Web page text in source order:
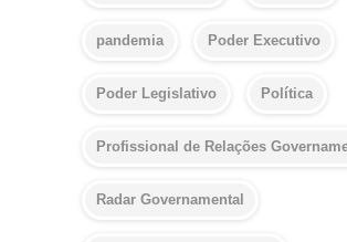
pandemia Poder Executivo
Poder Legislativo Política
Profissional de Relações
Radar Governamental